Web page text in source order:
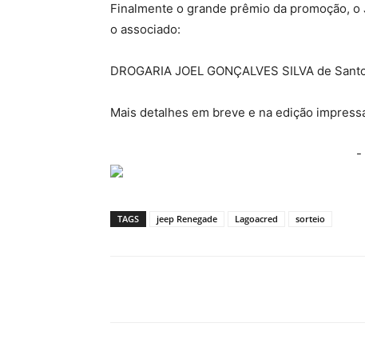
Finalmente o grande prêmio da promoção,
o associado:
DROGARIA JOEL GONÇALVES SILVA de
Mais detalhes em breve e na edição
-
TAGS jeep Renegade Lagoacred sorteio